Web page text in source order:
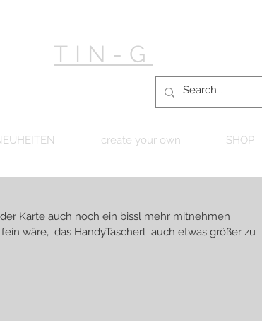
TIN-G
create your own SHOP
Karte auch noch ein bissl mehr mitnehmen
wäre,  das HandyTascherl  auch etwas größer zu